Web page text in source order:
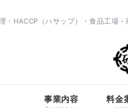
HACCP（ハサップ）・食品工場
事業内容 料金